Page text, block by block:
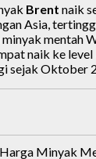
Brent naik
Asia,
mentah
naik ke
sejak Oktober